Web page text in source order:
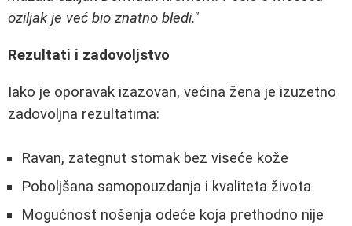
oziljak je već bio znatno bledi."
Rezultati i zadovoljstvo
Iako je oporavak izazovan, većina žena je izuzetno
zadovoljna rezultatima:
Ravan, zategnut stomak bez viseće kože
Poboljšana samopouzdanja i kvaliteta života
Mogućnost nošenja odeće koja prethodno nije